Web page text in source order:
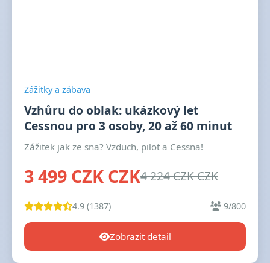
Zážitky a zábava
Vzhůru do oblak: ukázkový let
Cessnou pro 3 osoby, 20 až 60 minut
Zážitek jak ze sna? Vzduch, pilot a Cessna!
3 499 CZK CZK4 224 CZK CZK
4.9 (1387) 9/800
Zobrazit detail